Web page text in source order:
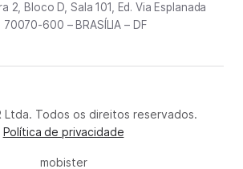
2, Bloco D, Sala 101, Ed. Via Esplanada
70070-600 – BRASÍLIA – DF
Ltda. Todos os direitos reservados.
Política de privacidade
mobister